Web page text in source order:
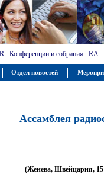
: Конференции и собрания : RA:
Ассамблея
(Женева, Швейцария, 15
Отдел новостей